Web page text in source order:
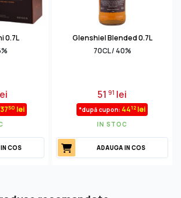
0.7L
50 lei
COS
Glenshiel Blended 0.7L
70CL / 40%
5191 lei
*după cupon: 4412 lei
IN STOC
ADAUGA IN COS